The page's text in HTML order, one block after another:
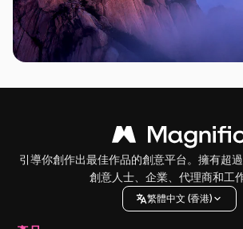
引導你創作出最佳作品的創意平台。擁有超
創意人士、企業、代理商和工作
繁體中文 (香港)